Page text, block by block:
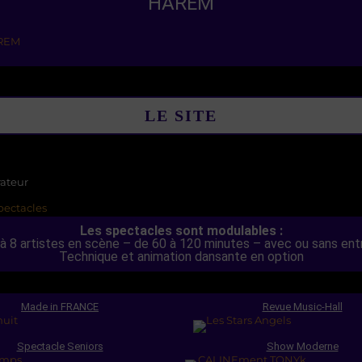
LE SITE
Les spectacles sont modulables :
8 artistes en scène – de 60 à 120 minutes – avec ou sans
Technique et animation dansante en option
Made in FRANCE Revue Music-Hall
Spectacle Seniors Show Moderne